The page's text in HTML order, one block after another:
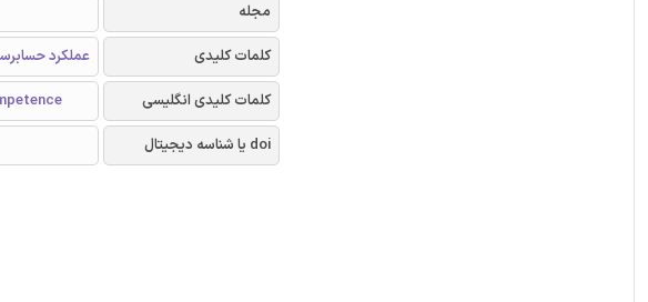
مجله
کلمات کلیدی
عملکرد
کلمات کلیدی انگلیسی
doi یا شناسه دیجیتال